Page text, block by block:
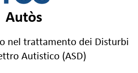
Autòs
nel trattamento dei Disturbi
Autistico (ASD)